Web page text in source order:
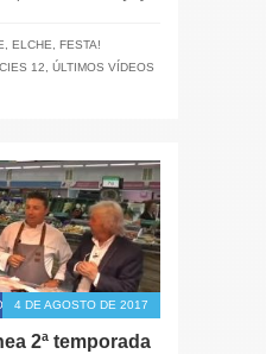
ELCHE
FESTA!
12
ÚLTIMOS VÍDEOS
4 DE AGOSTO DE 2017
2ª temporada